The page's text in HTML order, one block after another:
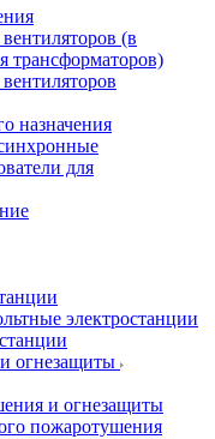
(в
трансформаторов)
назначения
для
электростанции
огнезащиты
и огнезащиты
пожаротушения